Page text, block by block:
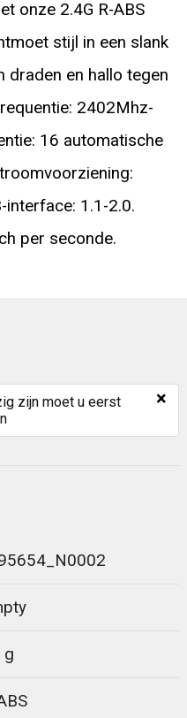
onze 2.4G R-ABS
stijl in een slank
draden en hallo tegen
2402Mhz-
16 automatische
interface: 1.1-2.0.
per seconde.
zijn moet u eerst
×
g